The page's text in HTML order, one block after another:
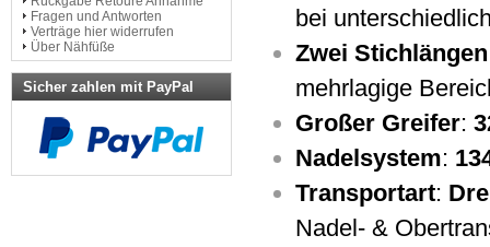
bei
Zwei
mehrlagige
Großer Greifer:
Nadelsystem:
Transportart:
Nadel- &
Fragen und Antworten
Verträge hier widerrufen
Über Nähfüße
Sicher zahlen mit PayPal